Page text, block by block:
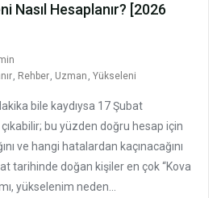
Nasıl Hesaplanır? [2026
, Rehber, Uzman , Yükseleni
bile kaydıysa 17 Şubat
bu yüzden doğru hesap için
ve hangi hatalardan kaçınacağını
tarihinde doğan kişiler en çok “Kova
yükselenim neden...